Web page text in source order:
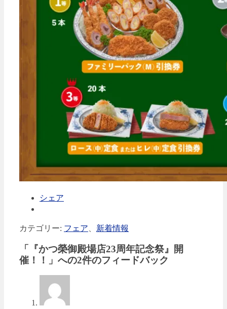
シェア
カテゴリー: フェア 新着情報
「 『かつ榮御殿場店23周年記念祭』開
催！！
」への2件のフィードバック